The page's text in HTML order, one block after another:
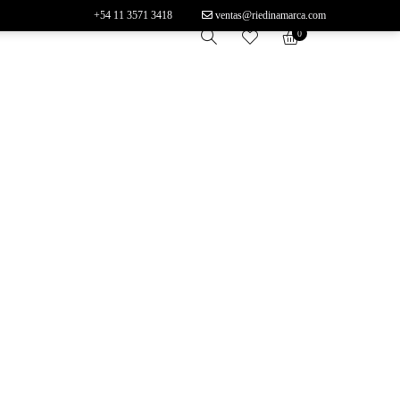
0
+54 11 3571 3418 ventas@riedinamarca.com